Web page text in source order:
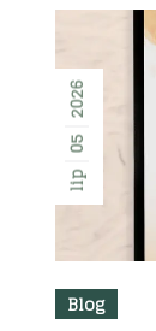
lip
05
2026
Blog